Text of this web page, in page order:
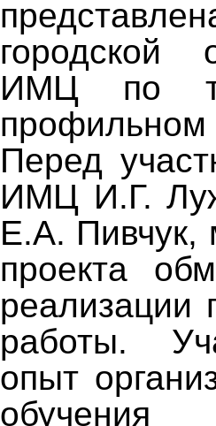
городской
ИМЦ по
Перед
ИМЦ И.Г.
Е.А.
проекта
реализации
работы.
опыт
обучения